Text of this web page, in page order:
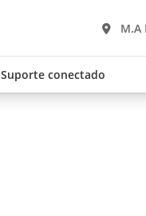
M.A
Suporte conectado